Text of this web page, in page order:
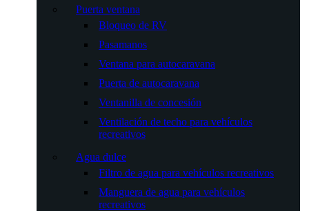
Puerta ventana
Bloqueo de RV
Pasamanos
Ventana para autocaravana
Puerta de autocaravana
Ventanilla de concesión
Ventilación de techo para vehículos
recreativos
Agua dulce
Filtro de agua para vehículos recreativos
Manguera de agua para vehículos
recreativos